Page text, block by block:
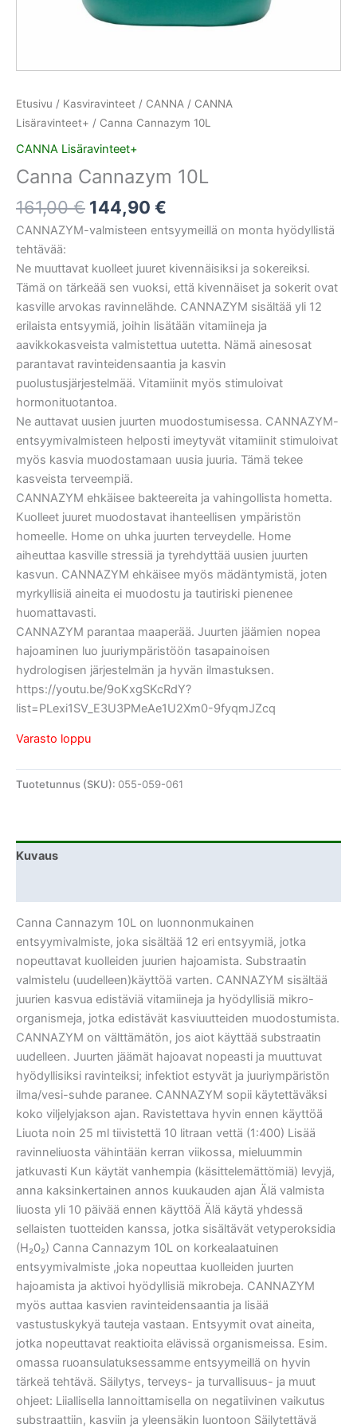
Etusivu / Kasviravinteet / CANNA / CANNA
Lisäravinteet+ / Canna Cannazym 10L
CANNA Lisäravinteet+
Canna Cannazym 10L
161,00€ 144,90 €
CANNAZYM-valmisteen entsyymeillä on monta hyödyllistä
tehtävää:
Ne muuttavat kuolleet juuret kivennäisiksi ja sokereiksi.
Tämä on tärkeää sen vuoksi, että kivennäiset ja sokerit ovat
kasville arvokas ravinnelähde. CANNAZYM sisältää yli 12
erilaista entsyymiä, joihin lisätään vitamiineja ja
aavikkokasveista valmistettua uutetta. Nämä ainesosat
parantavat ravinteidensaantia ja kasvin
puolustusjärjestelmää. Vitamiinit myös stimuloivat
hormonituotantoa.
Ne auttavat uusien juurten muodostumisessa. CANNAZYM-
entsyymivalmisteen helposti imeytyvät vitamiinit stimuloivat
myös kasvia muodostamaan uusia juuria. Tämä tekee
kasveista terveempiä.
CANNAZYM ehkäisee bakteereita ja vahingollista hometta.
Kuolleet juuret muodostavat ihanteellisen ympäristön
homeelle. Home on uhka juurten terveydelle. Home
aiheuttaa kasville stressiä ja tyrehdyttää uusien juurten
kasvun. CANNAZYM ehkäisee myös mädäntymistä, joten
myrkyllisiä aineita ei muodostu ja tautiriski pienenee
huomattavasti.
CANNAZYM parantaa maaperää. Juurten jäämien nopea
hajoaminen luo juuriympäristöön tasapainoisen
hydrologisen järjestelmän ja hyvän ilmastuksen.
https://youtu.be/9oKxgSKcRdY?
list=PLexi1SV_E3U3PMeAe1U2Xm0-9fyqmJZcq
Varasto loppu
Tuotetunnus (SKU): 055-059-061
Kuvaus
Canna Cannazym 10L on luonnonmukainen
entsyymivalmiste, joka sisältää 12 eri entsyymiä, jotka
nopeuttavat kuolleiden juurien hajoamista. Substraatin
valmistelu (uudelleen)käyttöä varten. CANNAZYM sisältää
juurien kasvua edistäviä vitamiineja ja hyödyllisiä mikro-
organismeja, jotka edistävät kasviuutteiden muodostumista.
CANNAZYM on välttämätön, jos aiot käyttää substraatin
uudelleen. Juurten jäämät hajoavat nopeasti ja muuttuvat
hyödyllisiksi ravinteiksi; infektiot estyvät ja juuriympäristön
ilma/vesi-suhde paranee. CANNAZYM sopii käytettäväksi
koko viljelyjakson ajan. Ravistettava hyvin ennen käyttöä
Liuota noin 25 ml tiivistettä 10 litraan vettä (1:400) Lisää
ravinneliuosta vähintään kerran viikossa, mieluummin
jatkuvasti Kun käytät vanhempia (käsittelemättömiä) levyjä,
anna kaksinkertainen annos kuukauden ajan Älä valmista
liuosta yli 10 päivää ennen käyttöä Älä käytä yhdessä
sellaisten tuotteiden kanssa, jotka sisältävät vetyperoksidia
(H₂0₂) Canna Cannazym 10L on korkealaatuinen
entsyymivalmiste ,joka nopeuttaa kuolleiden juurten
hajoamista ja aktivoi hyödyllisiä mikrobeja. CANNAZYM
myös auttaa kasvien ravinteidensaantia ja lisää
vastustuskykyä tauteja vastaan. Entsyymit ovat aineita,
jotka nopeuttavat reaktioita elävissä organismeissa. Esim.
omassa ruoansulatuksessamme entsyymeillä on hyvin
tärkeä tehtävä. Säilytys, terveys- ja turvallisuus- ja muut
ohjeet: Liiallisella lannoittamisella on negatiivinen vaikutus
substraattiin, kasviin ja yleensäkin luontoon Säilytettävä